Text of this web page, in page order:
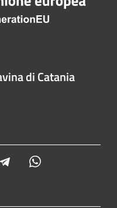
di Catania
Telegram